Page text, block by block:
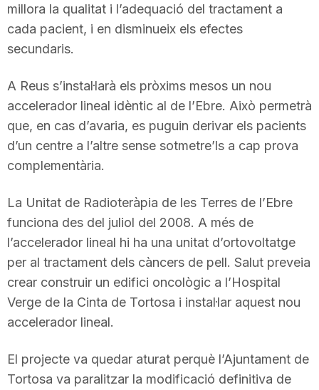
millora la qualitat i l’adequació del tractament a
cada pacient, i en disminueix els efectes
secundaris.
A Reus s’instal·larà els pròxims mesos un nou
accelerador lineal idèntic al de l’Ebre. Això permetrà
que, en cas d’avaria, es puguin derivar els pacients
d’un centre a l’altre sense sotmetre’ls a cap prova
complementària.
La Unitat de Radioteràpia de les Terres de l’Ebre
funciona des del juliol del 2008. A més de
l’accelerador lineal hi ha una unitat d’ortovoltatge
per al tractament dels càncers de pell. Salut preveia
crear construir un edifici oncològic a l’Hospital
Verge de la Cinta de Tortosa i instal·lar aquest nou
accelerador lineal.
El projecte va quedar aturat perquè l’Ajuntament de
Tortosa va paralitzar la modificació definitiva de